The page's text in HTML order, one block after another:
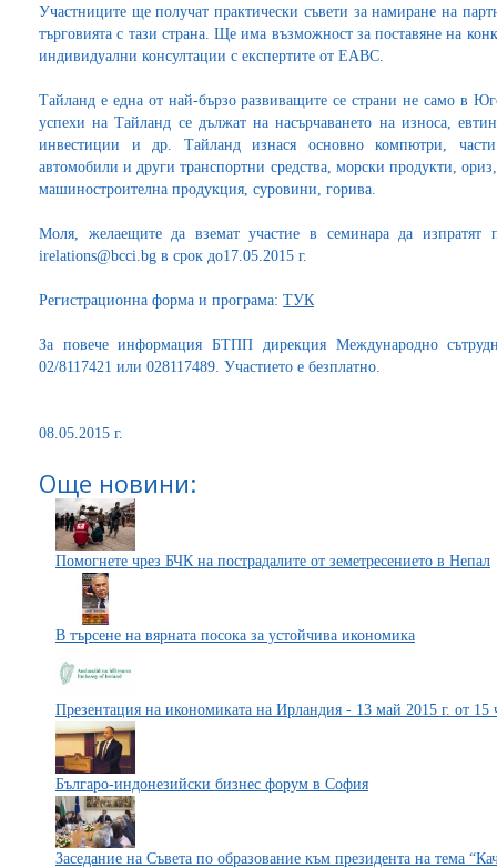
Участниците ще получат практически съвети за намиране на
търговията с тази страна. Ще има възможност за поставяне на
индивидуални консултации с експертите от EABC.
Тайланд е една от най-бързо развиващите се страни не само в
успехи на Тайланд се дължат на насърчаването на износа,
инвестиции и др. Тайланд изнася основно компютри, части
автомобили и други транспортни средства, морски продукти,
машиностроителна продукция, суровини, горива.
Моля, желаещите да вземат участие в семинара да изпратят
irelations@bcci.bg в срок до17.05.2015 г.
Регистрационна форма и програма: ТУК
За повече информация БТПП дирекция Международно
02/8117421 или 028117489. Участието е безплатно.
08.05.2015 г.
Още новини:
Помогнете чрез БЧК на пострадалите от земетресението в Непал
В търсене на вярната посока за устойчива икономика
Презентация на икономиката на Ирландия - 13 май 2015 г. от
Българо-индонезийски бизнес форум в София
Заседание на Съвета по образование към президента на тема